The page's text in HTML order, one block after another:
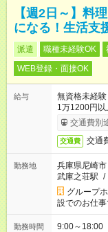
【週2日～】料
になる！生活支
派遣 職種未経験OK
WEB登録・面接OK
給与
無資格未経
1万1200円以
交通費別
交通費 交通
勤務地
兵庫県尼崎市
武庫之荘駅 /
グループ
設でのお仕事
勤務時間
9:00～18:00（休憩60分） ■ご